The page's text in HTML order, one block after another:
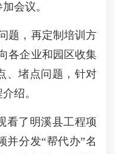
会议。
，再定制培训方
各企业和园区收集
、堵点问题，针对
绍。
了明溪县工程项
并分发“帮代办”名